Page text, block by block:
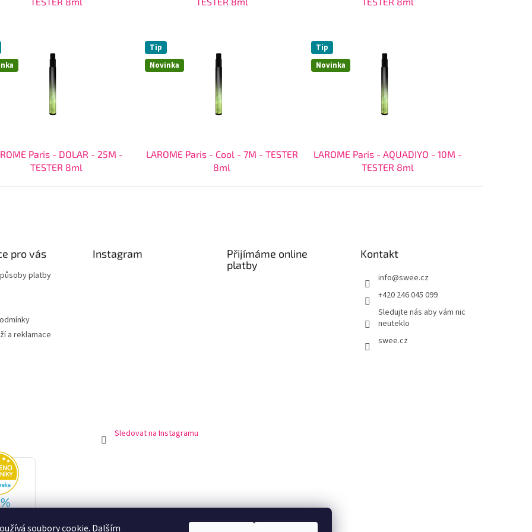
soubory cookie. Dalším
Paris - DOLAR - 25M -
TESTER 8ml
Novinka
Tip
LAROME Paris - Cool - 7M - TESTER
8ml
Novinka
Tip
LAROME Paris - AQUADIYO - 10M -
TESTER 8ml
pro vás
platby
a reklamace
Instagram
Sledovat na Instagramu
Přijímáme online
platby
Kontakt
info@swee.cz
+420 246 045 099
Sledujte nás aby vám nic
neuteklo
swee.cz